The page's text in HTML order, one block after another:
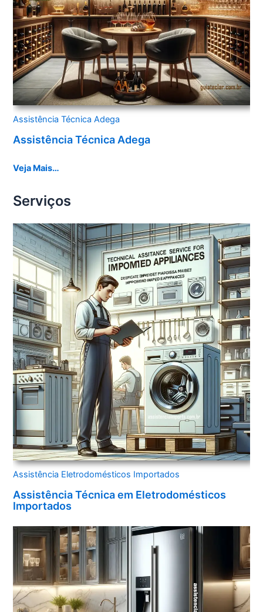
Assistência Técnica Adega
Assistência Técnica Adega
Veja Mais…
Serviços
Assistência Eletrodomésticos Importados
Assistência Técnica em Eletrodomésticos
Importados